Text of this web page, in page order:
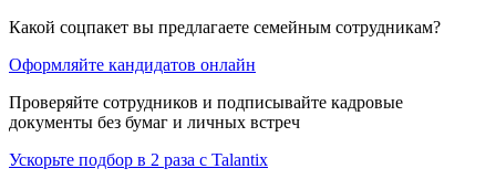
Какой соцпакет вы предлагаете семейным сотрудникам?
Оформляйте кандидатов онлайн
Проверяйте сотрудников и подписывайте кадровые
документы без бумаг и личных встреч
Ускорьте подбор в 2 раза с Talantix